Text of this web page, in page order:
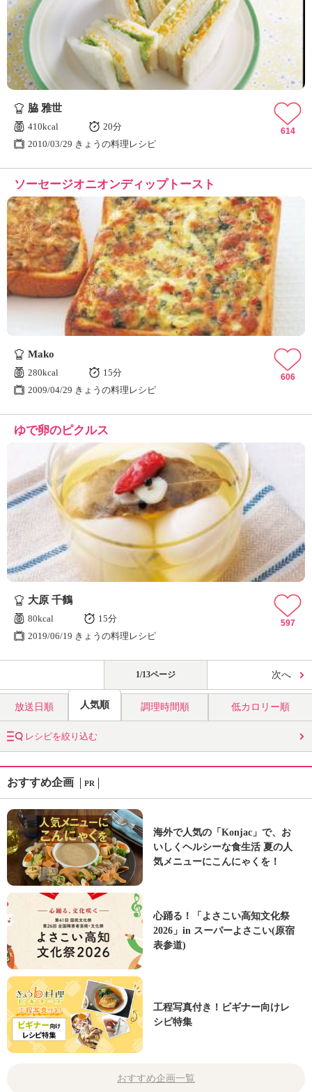
脇 雅世
410kcal
20分
2010/03/29 きょうの料理レシピ
614
ソーセージオニオンディップトースト
Mako
280kcal
15分
2009/04/29 きょうの料理レシピ
606
ゆで卵のピクルス
大原 千鶴
80kcal
15分
2019/06/19 きょうの料理レシピ
597
1/13ページ 次へ
放送日順 人気順 調理時間順 低カロリー順
レシピを絞り込む
おすすめ企画 PR
海外で人気の「Konjac」で、お
いしくヘルシーな食生活 夏の人
気メニューにこんにゃくを！
心踊る！「よさこい高知文化祭
2026」in スーパーよさこい(原宿
表参道)
工程写真付き！ビギナー向けレ
シピ特集
おすすめ企画一覧